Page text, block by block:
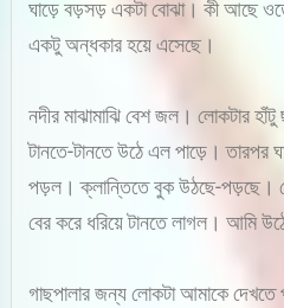
ঘাড়ে বড়সড় একটা বোঝা। কী আছে
একটু অন্ধকার হয়ে এসেছে।
নদীর মাঝামাঝি বেশ জল। লোকটার
টানতে-টানতে উঠে এল পাড়ে। তারপর
পড়ল। ক্লান্তিতে বুক উঠছে-পড়ছে।
বের করে ধরিয়ে টানতে লাগল। আমি
গাছপালার জন্য লোকটা আমাকে